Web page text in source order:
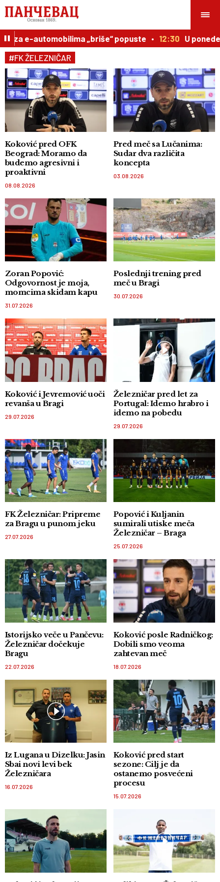
e-automobilima „briše“ popuste 12:30
U ponedeljak
#FK ŽELEZNIČAR
Koković pred OFK
Beograd: Moramo da
budemo agresivni i
proaktivni
08.08.2026
Pred meč sa Lučanima:
Sudar dva različita
koncepta
03.08.2026
Zoran Popović:
Odgovornost je moja,
momcima skidam kapu
31.07.2026
Poslednji trening pred
meč u Bragi
30.07.2026
Koković i Jevremović uoči
revanša u Bragi
29.07.2026
Železničar pred let za
Portugal: Idemo hrabro i
idemo na pobedu
29.07.2026
FK Železničar: Pripreme
za Bragu u punom jeku
27.07.2026
Popović i Kuljanin
sumirali utiske meča
Železničar – Braga
25.07.2026
Istorijsko veče u Pančevu:
Železničar dočekuje
Bragu
22.07.2026
Koković posle Radničkog:
Dobili smo veoma
zahtevan meč
18.07.2026
Iz Lugana u Dizelku: Jasin
Sbai novi levi bek
Železničara
16.07.2026
Koković pred start
sezone: Cilj je da
ostanemo posvećeni
procesu
15.07.2026